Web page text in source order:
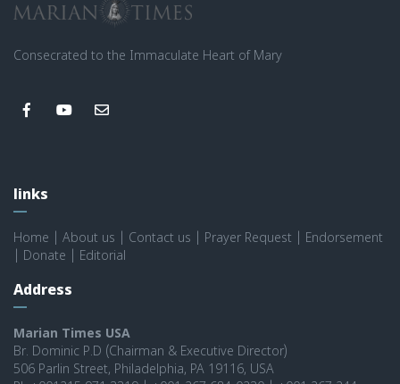
Consecrated to the Immaculate Heart of Mary
links
Home About us Contact us Prayer Request
Endorsement
Donate Editorial
Address
Marian Times USA
Br. Dominic P.D (Chairman & Executive Director)
506 Parlin Street, Philadelphia, PA 19116, USA